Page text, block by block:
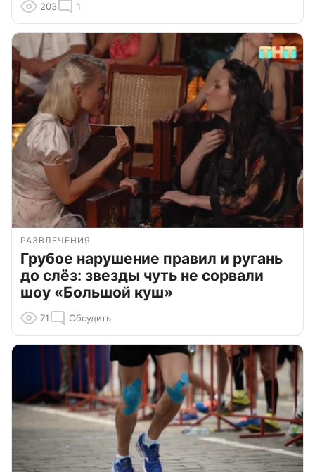
203 1
РАЗВЛЕЧЕНИЯ
Грубое нарушение правил и ругань
до слёз: звезды чуть не сорвали
шоу «Большой куш»
71 Обсудить